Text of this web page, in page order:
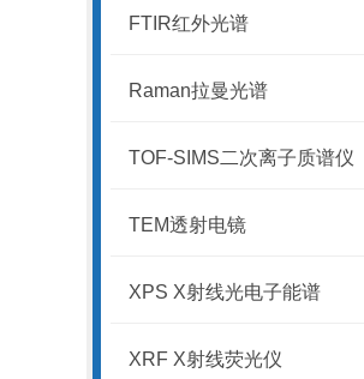
FTIR红外光谱
Raman拉曼光谱
TOF-SIMS二次离子质谱仪
TEM透射电镜
XPS X射线光电子能谱
XRF X射线荧光仪